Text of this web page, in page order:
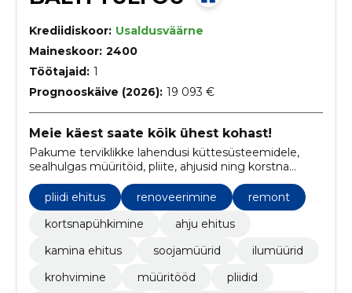
Krediidiskoor: Usaldusväärne
Maineskoor: 2400
Töötajaid: 1
Prognooskäive (2026): 19 093 €
Meie käest saate kõik ühest kohast!
Pakume terviklikke lahendusi küttesüsteemidele,
sealhulgas müüritöid, pliite, ahjusid ning korstna
puhastust, eesmärgiga muuta teie kodu soojaks ja
turvaliseks.
pliidi ehitus renoveerimine
remont
kortsnapühkimine
ahju ehitus
kamina ehitus
soojamüürid
ilumüürid
krohvimine
müüritööd
pliidid